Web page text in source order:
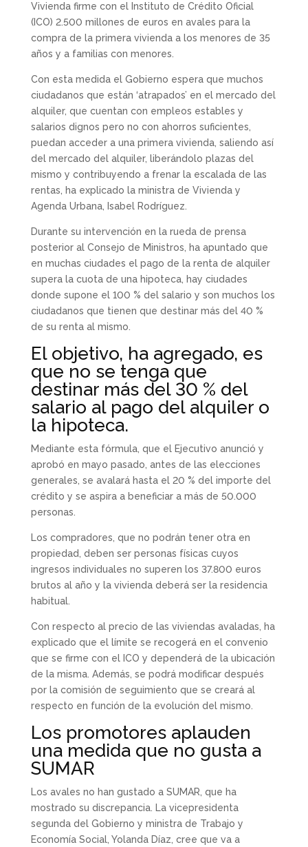
Vivienda firme con el Instituto de Crédito Oficial
(ICO) 2.500 millones de euros en avales para la
compra de la primera vivienda a los menores de 35
años y a familias con menores.
Con esta medida el Gobierno espera que muchos
ciudadanos que están ‘atrapados’ en el mercado del
alquiler, que cuentan con empleos estables y
salarios dignos pero no con ahorros suficientes,
puedan acceder a una primera vivienda, saliendo así
del mercado del alquiler, liberándolo plazas del
mismo y contribuyendo a frenar la escalada de las
rentas, ha explicado la ministra de Vivienda y
Agenda Urbana, Isabel Rodríguez.
Durante su intervención en la rueda de prensa
posterior al Consejo de Ministros, ha apuntado que
en muchas ciudades el pago de la renta de alquiler
supera la cuota de una hipoteca, hay ciudades
donde supone el 100 % del salario y son muchos los
ciudadanos que tienen que destinar más del 40 %
de su renta al mismo.
El objetivo, ha agregado, es
que no se tenga que
destinar más del 30 % del
salario al pago del alquiler o
la hipoteca.
Mediante esta fórmula, que el Ejecutivo anunció y
aprobó en mayo pasado, antes de las elecciones
generales, se avalará hasta el 20 % del importe del
crédito y se aspira a beneficiar a más de 50.000
personas.
Los compradores, que no podrán tener otra en
propiedad, deben ser personas físicas cuyos
ingresos individuales no superen los 37.800 euros
brutos al año y la vivienda deberá ser la residencia
habitual.
Con respecto al precio de las viviendas avaladas, ha
explicado que el límite se recogerá en el convenio
que se firme con el ICO y dependerá de la ubicación
de la misma. Además, se podrá modificar después
por la comisión de seguimiento que se creará al
respecto en función de la evolución del mismo.
Los promotores aplauden
una medida que no gusta a
SUMAR
Los avales no han gustado a SUMAR, que ha
mostrado su discrepancia. La vicepresidenta
segunda del Gobierno y ministra de Trabajo y
Economía Social, Yolanda Díaz, cree que va a